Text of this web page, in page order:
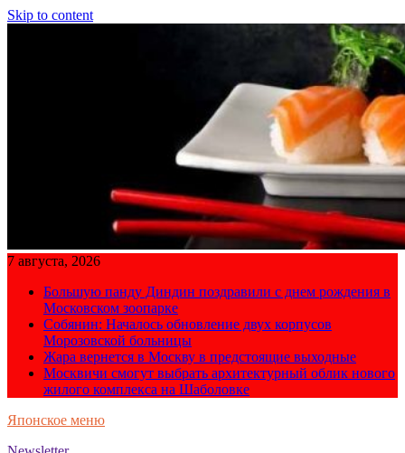
Skip to content
7 августа, 2026
Большую панду Диндин поздравили с днем рождения в
Московском зоопарке
Собянин: Началось обновление двух корпусов
Морозовской больницы
Жара вернется в Москву в предстоящие выходные
Москвичи смогут выбрать архитектурный облик нового
жилого комплекса на Шаболовке
Японское меню